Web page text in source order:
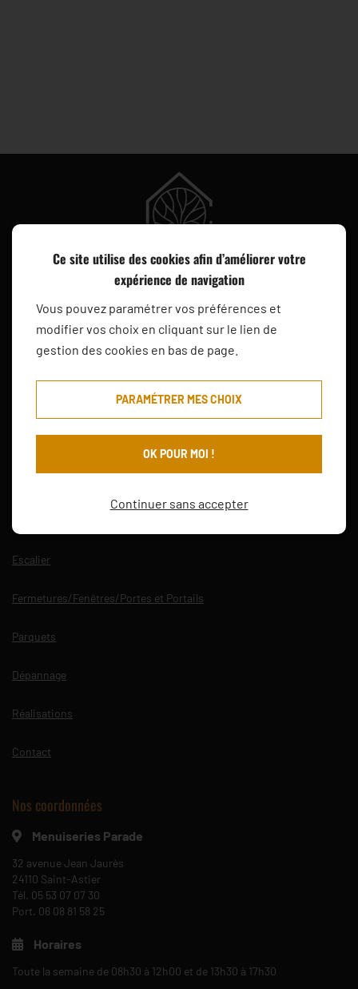
05 53 07 07 30 CONTACT
Escalier
Fermetures/Fenêtres/Portes et Portails
Parquets
Dépannage
Réalisations
Contact
Nos coordonnées
Menuiseries Parade
32 avenue Jean Jaurès
24110 Saint-Astier
Tél. 05 53 07 07 30
Port. 06 08 81 58 25
Horaires
Toute la semaine de 08h30 à 12h00 et de 13h30 à 17h30
Ce site utilise des cookies afin d’améliorer votre
expérience de navigation
Vous pouvez paramétrer vos préférences et
modifier vos choix en cliquant sur le lien de
gestion des cookies en bas de page.
PARAMÉTRER MES CHOIX
OK POUR MOI !
Continuer sans accepter